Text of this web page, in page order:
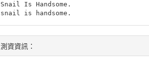
Snail Is Handsome.
snail is handsome.
測資資訊：